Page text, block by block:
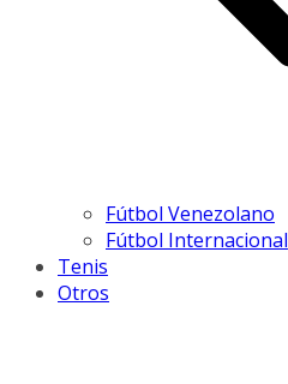
Fútbol Venezolano
Fútbol Internacional
Tenis
Otros